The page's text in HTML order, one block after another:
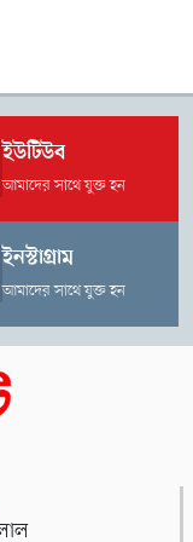
ইউটিউব
আমাদের সাথে যুক্ত হন
ইনস্টাগ্রাম
আমাদের সাথে যুক্ত হন